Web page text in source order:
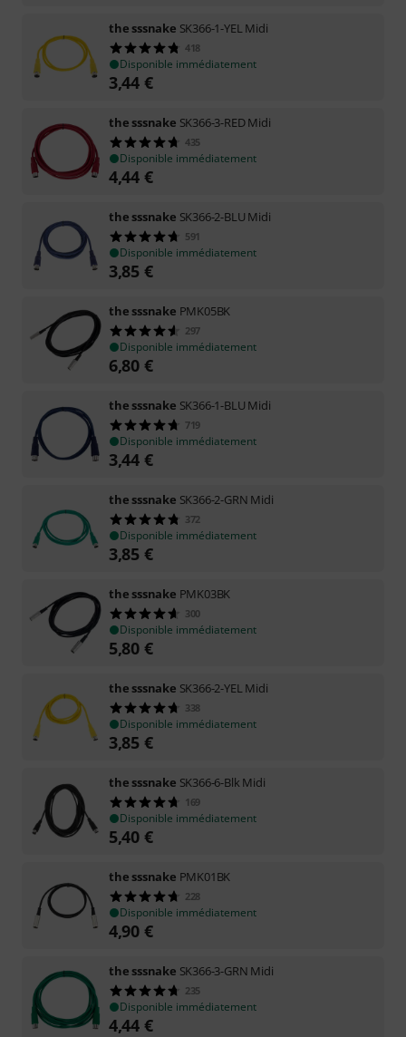
the sssnake SK366-1-YEL Midi
418
Disponible immédiatement
3,44 €
the sssnake SK366-3-RED Midi
435
Disponible immédiatement
4,44 €
the sssnake SK366-2-BLU Midi
591
Disponible immédiatement
3,85 €
the sssnake PMK05BK
297
Disponible immédiatement
6,80 €
the sssnake SK366-1-BLU Midi
719
Disponible immédiatement
3,44 €
the sssnake SK366-2-GRN Midi
372
Disponible immédiatement
3,85 €
the sssnake PMK03BK
300
Disponible immédiatement
5,80 €
the sssnake SK366-2-YEL Midi
338
Disponible immédiatement
3,85 €
the sssnake SK366-6-Blk Midi
169
Disponible immédiatement
5,40 €
the sssnake PMK01BK
228
Disponible immédiatement
4,90 €
the sssnake SK366-3-GRN Midi
235
Disponible immédiatement
4,44 €